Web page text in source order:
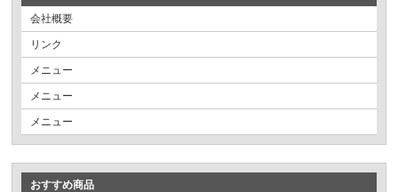
会社概要
リンク
メニュー
メニュー
メニュー
おすすめ商品